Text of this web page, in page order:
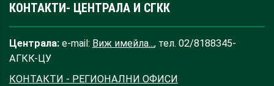
КОНТАКТИ- ЦЕНТРАЛА И СГКК
Централа: e-mail: Виж имейла..., тел. 02/8188345-
АГКК-ЦУ
КОНТАКТИ - РЕГИОНАЛНИ ОФИСИ